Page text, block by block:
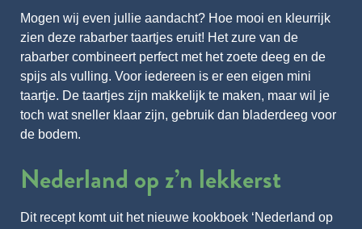
Mogen wij even jullie aandacht? Hoe mooi en kleurrijk
zien deze rabarber taartjes eruit! Het zure van de
rabarber combineert perfect met het zoete deeg en de
spijs als vulling. Voor iedereen is er een eigen mini
taartje. De taartjes zijn makkelijk te maken, maar wil je
toch wat sneller klaar zijn, gebruik dan bladerdeeg voor
de bodem.
Nederland op z’n lekkerst
Dit recept komt uit het nieuwe kookboek ‘Nederland op